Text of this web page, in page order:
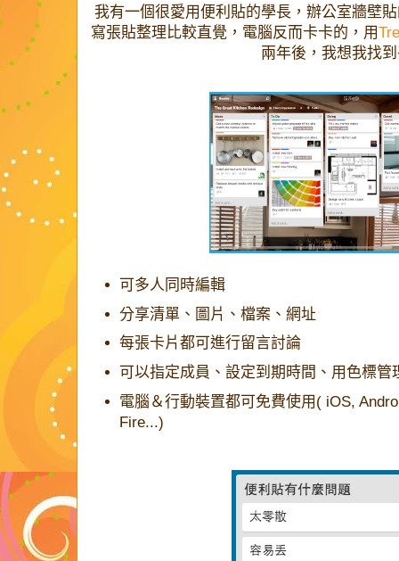
我有一個很愛用便利貼的學長，辦公室牆壁
寫張貼整理比較直覺，電腦反而卡卡的，用
兩年後，我想我找
可多人同時編輯
分享清單、圖片、檔案、網址
每張卡片都可進行留言討論
可以指定成員、設定到期時間、用色標管
電腦＆行動裝置都可免費使用( iOS,
Fire...)